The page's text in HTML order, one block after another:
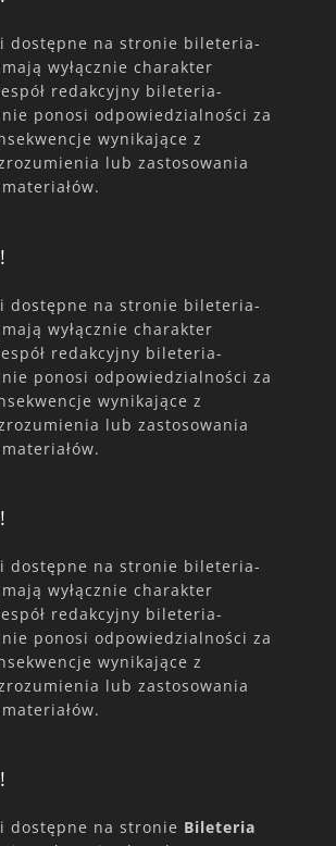
dostępne na stronie bileteria-
wyłącznie charakter
redakcyjny bileteria-
ponosi odpowiedzialności za
wynikające z
lub zastosowania
dostępne na stronie bileteria-
wyłącznie charakter
redakcyjny bileteria-
ponosi odpowiedzialności za
wynikające z
lub zastosowania
dostępne na stronie bileteria-
wyłącznie charakter
redakcyjny bileteria-
ponosi odpowiedzialności za
wynikające z
lub zastosowania
dostępne na stronie Bileteria